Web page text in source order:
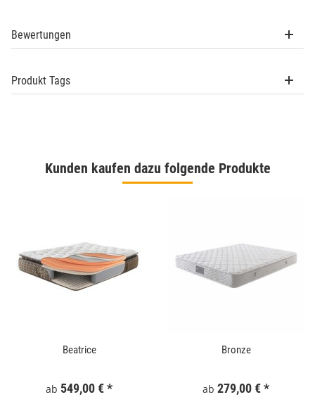
Bewertungen
Produkt Tags
Kunden kaufen dazu folgende Produkte
Beatrice
ab 549,00 €*
Bronze
ab 279,00 €*